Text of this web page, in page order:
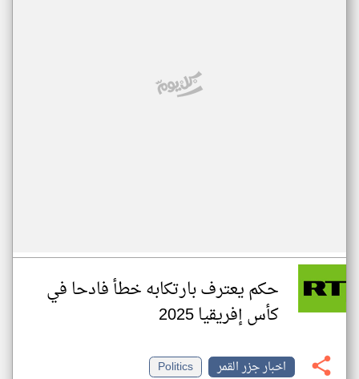
حكم يعترف بارتكابه خطأ فادحا في
كأس إفريقيا 2025
اخبار جزر القمر
Politics